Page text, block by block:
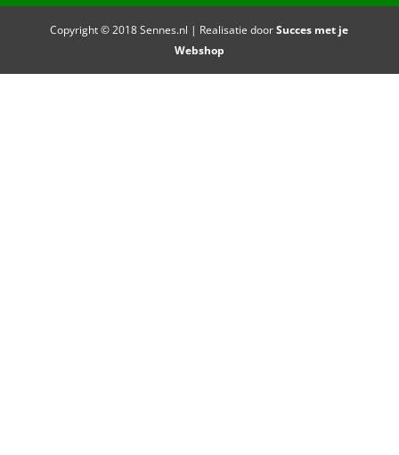
Copyright © 2018 Sennes.nl | Realisatie doorSucces met je
Webshop